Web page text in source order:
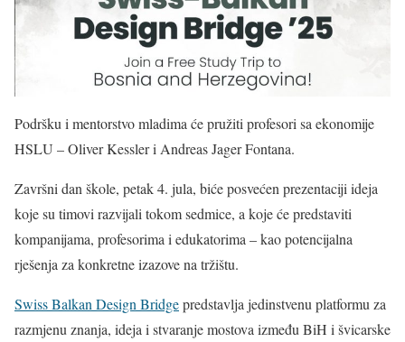
Podršku i mentorstvo mladima će pružiti profesori sa ekonomije
HSLU – Oliver Kessler i Andreas Jager Fontana.
Završni dan škole, petak 4. jula, biće posvećen prezentaciji ideja
koje su timovi razvijali tokom sedmice, a koje će predstaviti
kompanijama, profesorima i edukatorima – kao potencijalna
rješenja za konkretne izazove na tržištu.
Swiss Balkan Design Bridgepredstavlja jedinstvenu platformu za
razmjenu znanja, ideja i stvaranje mostova između BiH i švicarske